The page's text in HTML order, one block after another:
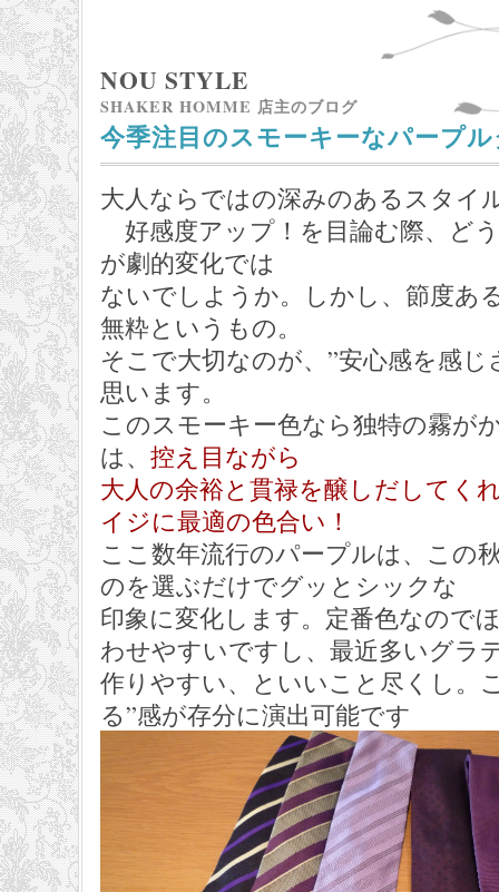
NOU STYLE
SHAKER HOMME 店主のブログ
今季注目のスモーキーなパープ
大人ならではの深みのあるスタイ
好感度アップ！を目論む際、ど
が劇的変化では
ないでしようか。しかし、節度あ
無粋というもの。
そこで大切なのが、”安心感を感
思います。
このスモーキー色なら独特の霧が
は、 控え目ながら
大人の余裕と貫禄を醸しだしてく
イジに最適の色合い！
ここ数年流行のパープルは、この
のを選ぶだけでグッとシックな
印象に変化します。定番色なので
わせやすいですし、最近多いグラ
作りやすい、といいこと尽くし。
る”感が存分に演出可能です